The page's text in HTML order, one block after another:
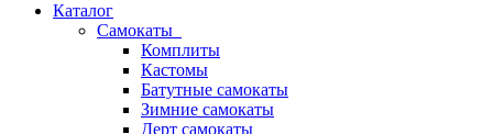
Каталог
Самокаты
Комплиты
Кастомы
Батутные самокаты
Зимние самокаты
Дерт самокаты